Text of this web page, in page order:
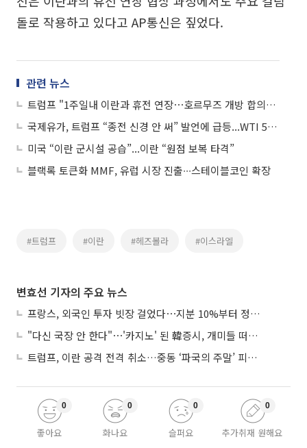
돌로 작용하고 있다고 AP통신은 짚었다.
관련 뉴스
트럼프 "1주일내 이란과 휴전 연장⋯호르무즈 개방 합의될 것"
국제유가, 트럼프 “종전 신경 안 써” 발언에 급등...WTI 5.49%↑
미국 “이란 군시설 공습”...이란 “원점 보복 타격”
블랙록 토큰화 MMF, 유럽 시장 진출∙∙∙스테이블코인 확장
#트럼프 #이란 #헤즈볼라 #이스라엘
변효선 기자의 주요 뉴스
프랑스, 외국인 투자 빗장 걸었다⋯지분 10%부터 정부가 승인
"다신 국장 안 한다"⋯'카지노' 된 韓증시, 개미들 떠난다
트럼프, 이란 공격 전격 취소…중동 ‘파국의 주말’ 피했다
좋아요
0
화나요
0
슬퍼요
0
추가취재 원해요
0